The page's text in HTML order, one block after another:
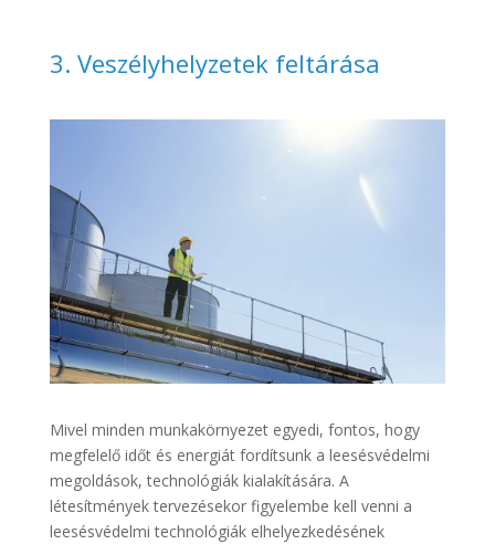
3. Veszélyhelyzetek feltárása
Mivel minden munkakörnyezet egyedi, fontos, hogy
megfelelő időt és energiát fordítsunk a leesésvédelmi
megoldások, technológiák kialakítására. A
létesítmények tervezésekor figyelembe kell venni a
leesésvédelmi technológiák elhelyezkedésének